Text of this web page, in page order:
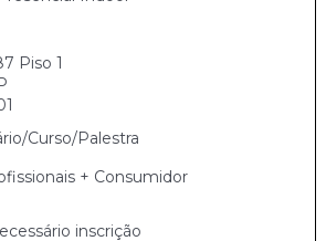
Piso 1
Curso/Palestra
+ Consumidor
inscrição